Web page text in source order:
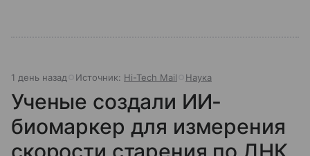
1 день назад Источник: Hi-Tech Mail Наука
Ученые создали ИИ-
биомаркер для измерения